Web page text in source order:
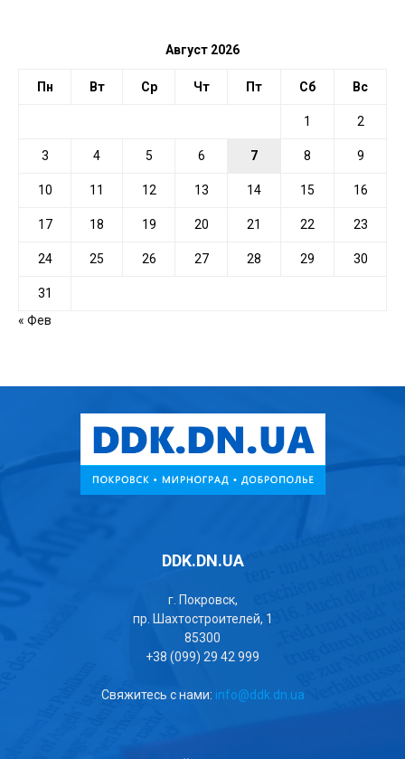
Август 2026
Пн Вт Ср Чт Пт Сб Вс
1 2
3 4 5 6 7 8 9
10 11 12 13 14 15 16
17 18 19 20 21 22 23
24 25 26 27 28 29 30
31
« Фев
DDK.DN.UA
г. Покровск,
пр. Шахтостроителей, 1
85300
+38 (099) 29 42 999
Свяжитесь с нами: info@ddk.dn.ua